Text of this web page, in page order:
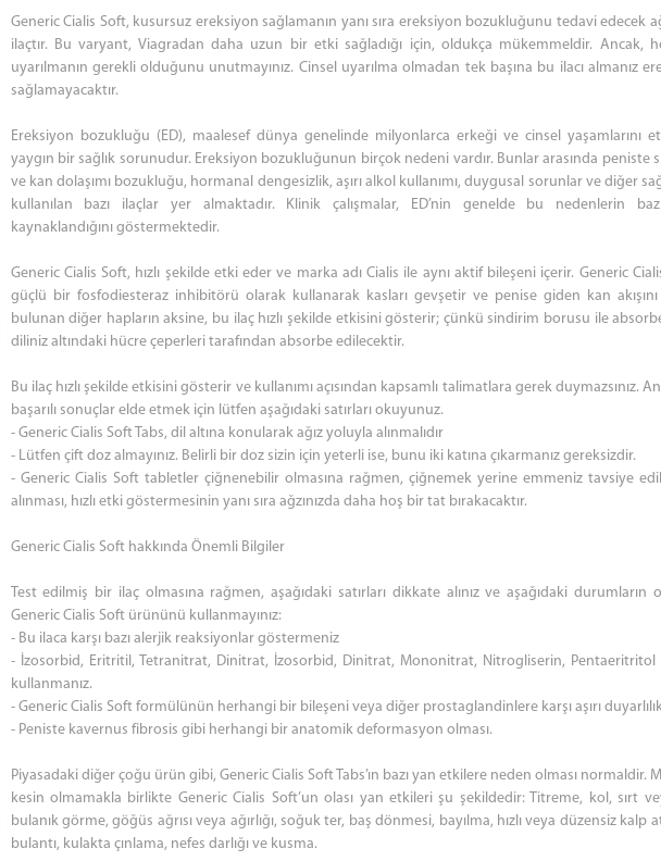
Generic Cialis Soft, kusursuz ereksiyon sağlamanın yanı sıra ereksiyon bozukluğunu tedavi edecek
ilaçtır. Bu varyant, Viagradan daha uzun bir etki sağladığı için, oldukça mükemmeldir. Ancak,
uyarılmanın gerekli olduğunu unutmayınız. Cinsel uyarılma olmadan tek başına bu ilacı almanız
sağlamayacaktır.
Ereksiyon bozukluğu (ED), maalesef dünya genelinde milyonlarca erkeği ve cinsel yaşamlarını
yaygın bir sağlık sorunudur. Ereksiyon bozukluğunun birçok nedeni vardır. Bunlar arasında peniste
ve kan dolaşımı bozukluğu, hormanal dengesizlik, aşırı alkol kullanımı, duygusal sorunlar ve diğer
kullanılan bazı ilaçlar yer almaktadır. Klinik çalışmalar, ED’nin genelde bu nedenlerin
kaynaklandığını göstermektedir.
Generic Cialis Soft, hızlı şekilde etki eder ve marka adı Cialis ile aynı aktif bileşeni içerir. Generic
güçlü bir fosfodiesteraz inhibitörü olarak kullanarak kasları gevşetir ve penise giden kan akışını
bulunan diğer hapların aksine, bu ilaç hızlı şekilde etkisini gösterir; çünkü sindirim borusu ile
diliniz altındaki hücre çeperleri tarafından absorbe edilecektir.
Bu ilaç hızlı şekilde etkisini gösterir ve kullanımı açısından kapsamlı talimatlara gerek duymazsınız.
başarılı sonuçlar elde etmek için lütfen aşağıdaki satırları okuyunuz.
- Generic Cialis Soft Tabs, dil altına konularak ağız yoluyla alınmalıdır
- Lütfen çift doz almayınız. Belirli bir doz sizin için yeterli ise, bunu iki katına çıkarmanız gereksizdir.
- Generic Cialis Soft tabletler çiğnenebilir olmasına rağmen, çiğnemek yerine emmeniz tavsiye
alınması, hızlı etki göstermesinin yanı sıra ağzınızda daha hoş bir tat bırakacaktır.
Generic Cialis Soft hakkında Önemli Bilgiler
Test edilmiş bir ilaç olmasına rağmen, aşağıdaki satırları dikkate alınız ve aşağıdaki durumların
Generic Cialis Soft ürününü kullanmayınız:
- Bu ilaca karşı bazı alerjik reaksiyonlar göstermeniz
- İzosorbid, Eritritil, Tetranitrat, Dinitrat, İzosorbid, Dinitrat, Mononitrat, Nitrogliserin, Pentaeritritol
kullanmanız.
- Generic Cialis Soft formülünün herhangi bir bileşeni veya diğer prostaglandinlere karşı aşırı
- Peniste kavernus fibrosis gibi herhangi bir anatomik deformasyon olması.
Piyasadaki diğer çoğu ürün gibi, Generic Cialis Soft Tabs’ın bazı yan etkilere neden olması normaldir.
kesin olmamakla birlikte Generic Cialis Soft’un olası yan etkileri şu şekildedir: Titreme, kol, sırt
bulanık görme, göğüs ağrısı veya ağırlığı, soğuk ter, baş dönmesi, bayılma, hızlı veya düzensiz kalp
bulantı, kulakta çınlama, nefes darlığı ve kusma.